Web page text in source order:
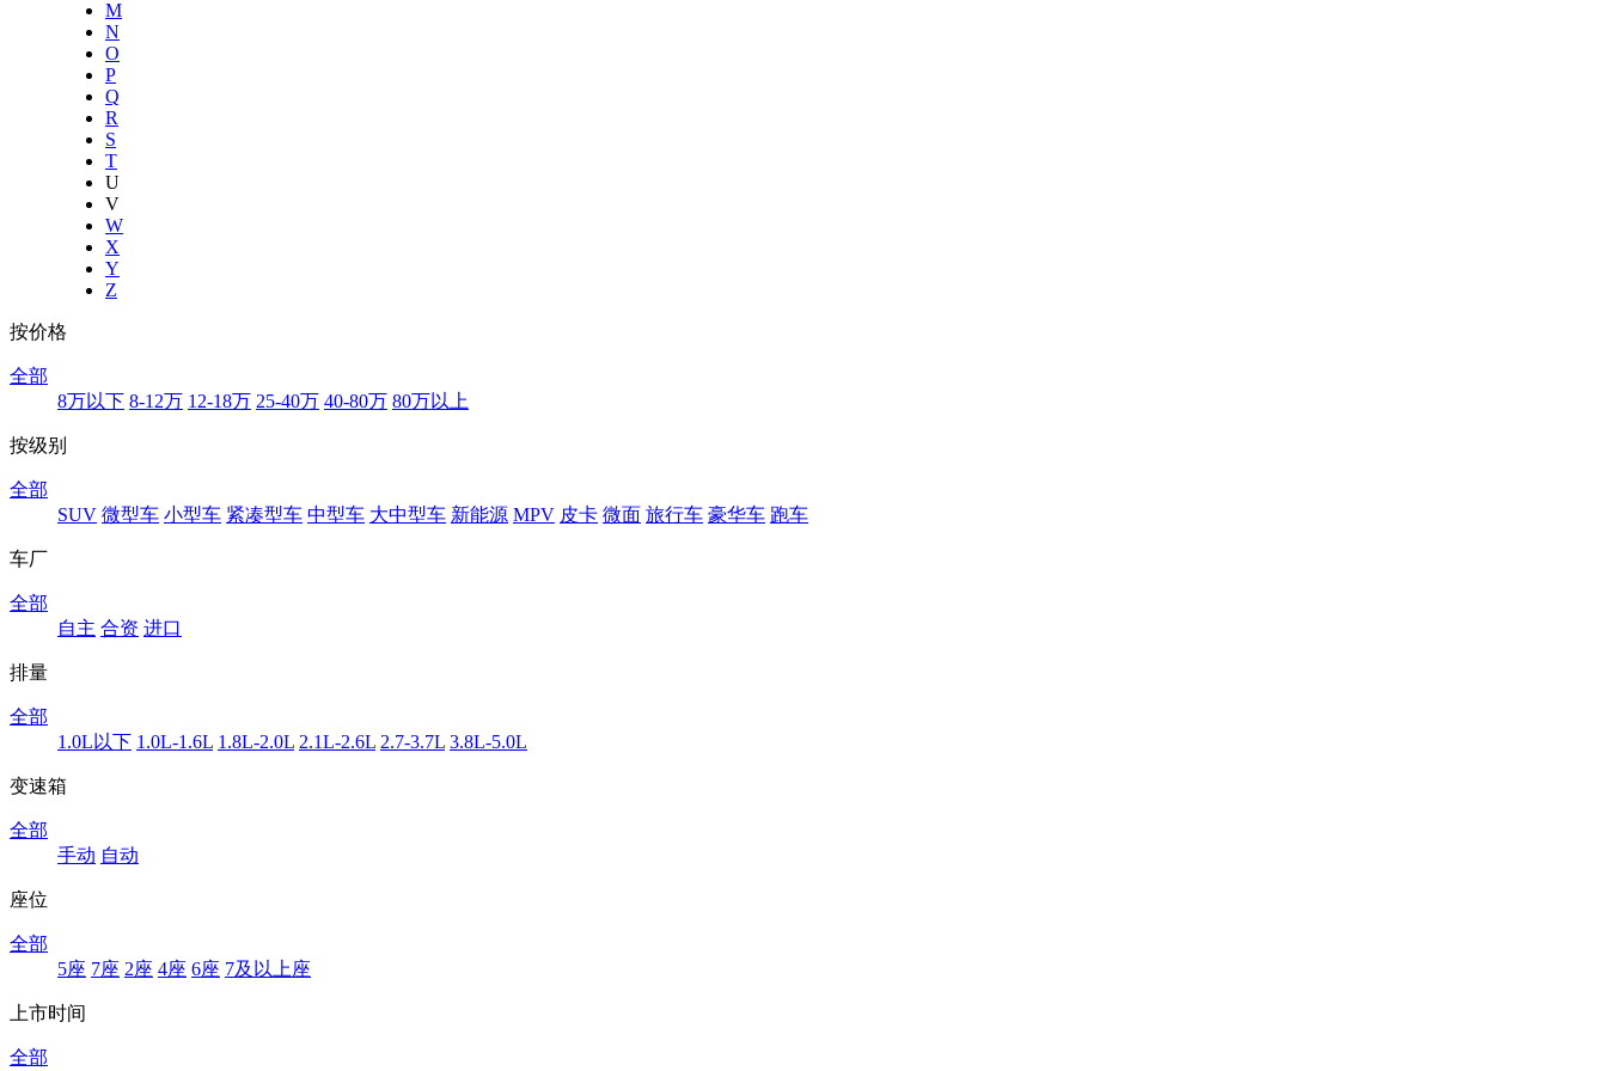
M
N
O
P
Q
R
S
T
U
V
W
X
Y
Z
按价格
全部
8万以下 8-12万 12-18万 25-40万 40-80万 80万以上
按级别
全部
SUV 微型车 小型车 紧凑型车 中型车 大中型车 新能源 MPV 皮卡 微面 旅行车 豪华车 跑车
车厂
全部
自主 合资 进口
排量
全部
1.0L以下 1.0L-1.6L 1.8L-2.0L 2.1L-2.6L 2.7-3.7L 3.8L-5.0L
变速箱
全部
手动 自动
座位
全部
5座 7座 2座 4座 6座 7及以上座
上市时间
全部